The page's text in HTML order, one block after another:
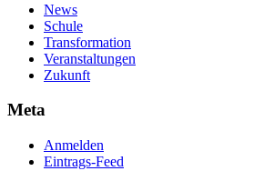
News
Schule
Transformation
Veranstaltungen
Zukunft
Meta
Anmelden
Eintrags-Feed